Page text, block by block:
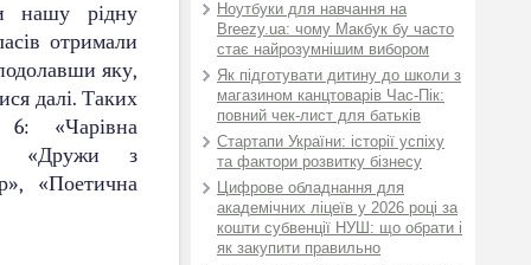
нашу рідну
отримали
яку,
далі. Таких
6: «Чарівна
«Дружи з
«Поетична
Ноутбуки для навчання на
Breezy.ua: чому Макбук бу часто
стає найрозумнішим вибором
Як підготувати дитину до школи з
магазином канцтоварів Час-Пік:
повний чек-лист для батьків
Стартапи України: історії успіху
та фактори розвитку бізнесу
Цифрове обладнання для
академічних ліцеїв у 2026 році за
кошти субвенції НУШ: що обрати і
як закупити правильно